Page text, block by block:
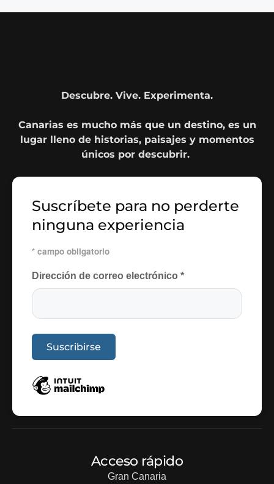
Descubre. Vive. Experimenta.
Canarias es mucho más que un destino, es un
lugar lleno de historias, paisajes y momentos
únicos por descubrir.
Suscríbete para no perderte
ninguna experiencia
* campo obligatorio
Dirección de correo electrónico *
Acceso rápido
Gran Canaria